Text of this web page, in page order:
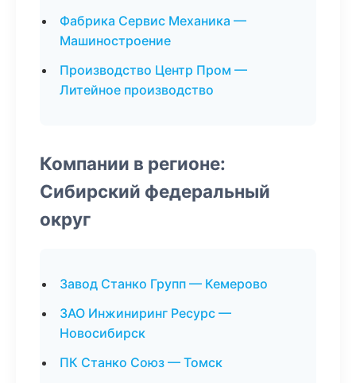
Фабрика Сервис Механика —
Машиностроение
Производство Центр Пром —
Литейное производство
Компании в регионе:
Сибирский федеральный
округ
Завод Станко Групп — Кемерово
ЗАО Инжиниринг Ресурс —
Новосибирск
ПК Станко Союз — Томск